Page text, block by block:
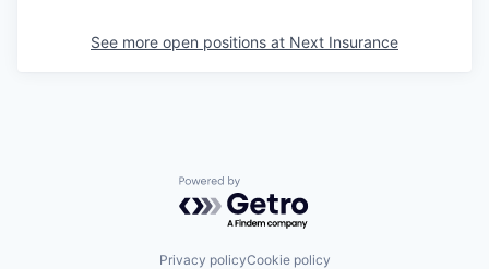
See more open positions at Next Insurance
Powered by Getro.com
Privacy policyCookie policy